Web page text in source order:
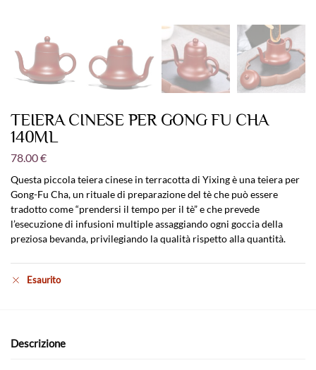
TEIERA CINESE PER GONG FU CHA
140ML
78.00€
Questa piccola teiera cinese in terracotta di Yixing è una teiera per
Gong-Fu Cha, un rituale di preparazione del tè che può essere
tradotto come “prendersi il tempo per il tè” e che prevede
l’esecuzione di infusioni multiple assaggiando ogni goccia della
preziosa bevanda, privilegiando la qualità rispetto alla quantità.
Esaurito
Descrizione